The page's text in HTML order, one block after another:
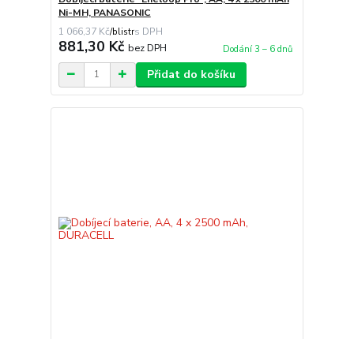
Ni-MH, PANASONIC
1 066,37 Kč/blistr
881,30 Kč bez DPH Dodání 3 – 6 dnů
Přidat do košíku